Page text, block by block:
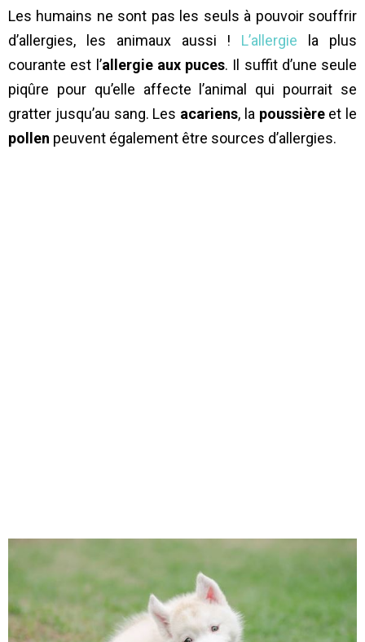
Les humains ne sont pas les seuls à pouvoir souffrir
d’allergies, les animaux aussi ! L’allergie la plus
courante est l’allergie aux puces. Il suffit d’une seule
piqûre pour qu’elle affecte l’animal qui pourrait se
gratter jusqu’au sang. Les acariens, la poussièreet le
pollen peuvent également être sources d’allergies.